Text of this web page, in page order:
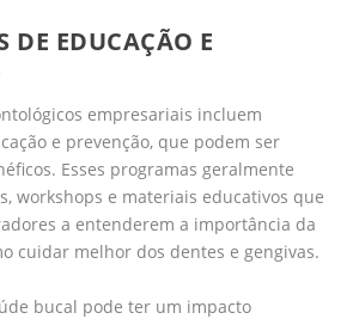
DE EDUCAÇÃO E
empresariais incluem
e prevenção, que podem ser
Esses programas geralmente
workshops e materiais educativos que
a entenderem a importância da
cuidar melhor dos dentes e gengivas.
bucal pode ter um impacto